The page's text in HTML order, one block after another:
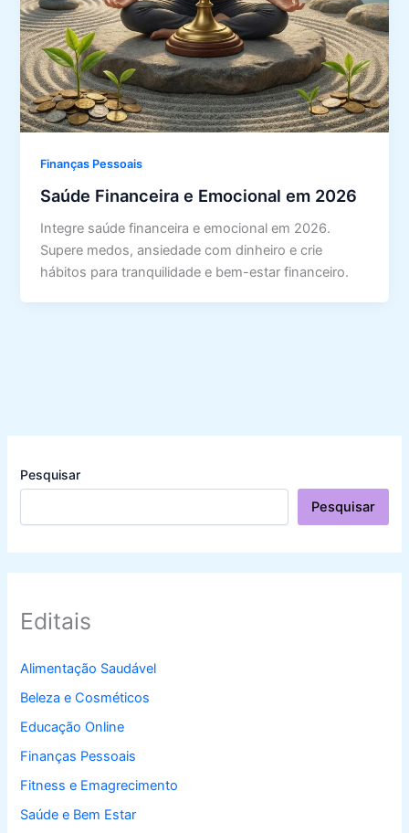
Finanças Pessoais
Saúde Financeira e Emocional em 2026
Integre saúde financeira e emocional em 2026.
Supere medos, ansiedade com dinheiro e crie
hábitos para tranquilidade e bem-estar financeiro.
Pesquisar
Pesquisar
Editais
Alimentação Saudável
Beleza e Cosméticos
Educação Online
Finanças Pessoais
Fitness e Emagrecimento
Saúde e Bem Estar